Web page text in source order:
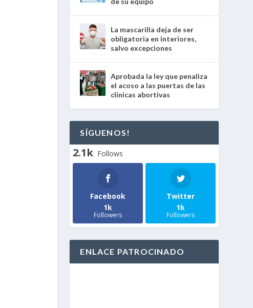
La mascarilla deja de ser
obligatoria en interiores,
salvo excepciones
Aprobada la ley que penaliza
el acoso a las puertas de las
clínicas abortivas
SÍGUENOS!
2.1k Follows
Facebook
1k
Followers
Twitter
1k
Followers
ENLACE PATROCINADO